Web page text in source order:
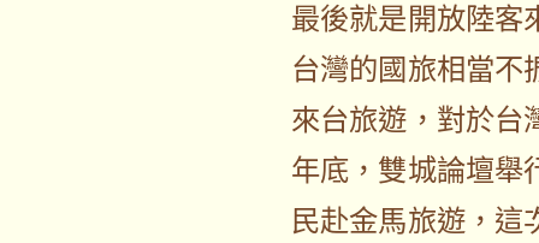
最後就是開放陸客
台灣的國旅相當不
來台旅遊，對於台
年底，雙城論壇舉
民赴金馬旅遊，這